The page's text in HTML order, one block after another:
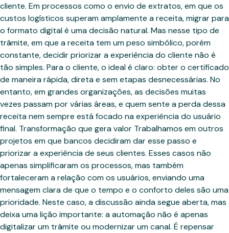
cliente. Em processos como o envio de extratos, em que os
custos logísticos superam amplamente a receita, migrar para
o formato digital é uma decisão natural. Mas nesse tipo de
trâmite, em que a receita tem um peso simbólico, porém
constante, decidir priorizar a experiência do cliente não é
tão simples. Para o cliente, o ideal é claro: obter o certificado
de maneira rápida, direta e sem etapas desnecessárias. No
entanto, em grandes organizações, as decisões muitas
vezes passam por várias áreas, e quem sente a perda dessa
receita nem sempre está focado na experiência do usuário
final. Transformação que gera valor Trabalhamos em outros
projetos em que bancos decidiram dar esse passo e
priorizar a experiência de seus clientes. Esses casos não
apenas simplificaram os processos, mas também
fortaleceram a relação com os usuários, enviando uma
mensagem clara de que o tempo e o conforto deles são uma
prioridade. Neste caso, a discussão ainda segue aberta, mas
deixa uma lição importante: a automação não é apenas
digitalizar um trâmite ou modernizar um canal. É repensar